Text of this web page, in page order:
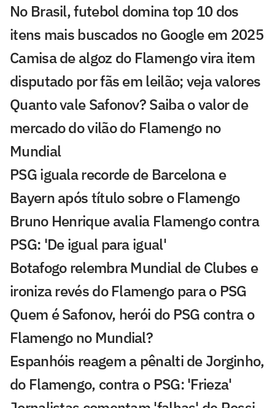
No Brasil, futebol domina top 10 dos
itens mais buscados no Google em 2025
Camisa de algoz do Flamengo vira item
disputado por fãs em leilão; veja valores
Quanto vale Safonov? Saiba o valor de
mercado do vilão do Flamengo no
Mundial
PSG iguala recorde de Barcelona e
Bayern após título sobre o Flamengo
Bruno Henrique avalia Flamengo contra
PSG: 'De igual para igual'
Botafogo relembra Mundial de Clubes e
ironiza revés do Flamengo para o PSG
Quem é Safonov, herói do PSG contra o
Flamengo no Mundial?
Espanhóis reagem a pênalti de Jorginho,
do Flamengo, contra o PSG: 'Frieza'